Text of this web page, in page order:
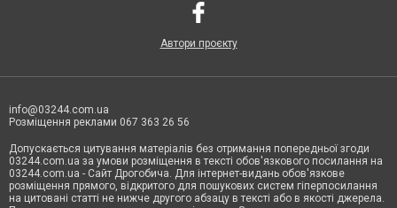
Автори проєкту
info@03244.com.ua
Розміщення реклами 067 363 26 56
Допускається цитування матеріалів без отримання попередньої згоди
03244.com.ua за умови розміщення в тексті обов'язкового посилання на
03244.com.ua - Сайт Дрогобича. Для інтернет-видань обов'язкове
розміщення прямого, відкритого для пошукових систем гіперпосилання
на цитовані статті не нижче другого абзацу в тексті або в якості джерела.